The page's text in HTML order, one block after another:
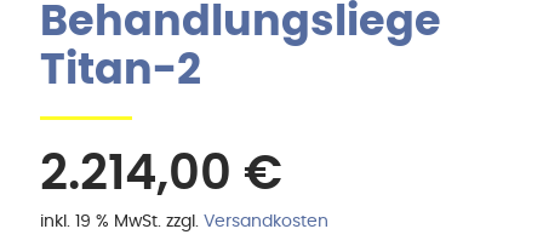
Behandlungsliege
Titan-2
2.214,00 €
inkl. 19 % MwSt. zzgl. Versandkosten